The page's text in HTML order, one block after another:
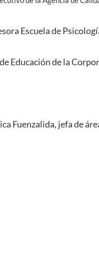
Escuela de
Educación de la
Fuenzalida, jefa de